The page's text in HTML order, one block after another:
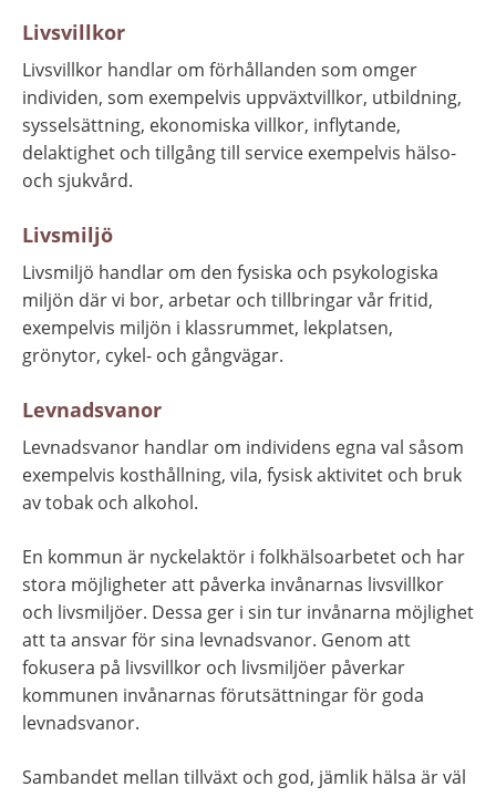
Livsvillkor
Livsvillkor handlar om förhållanden som omger
individen, som exempelvis uppväxtvillkor, utbildning,
sysselsättning, ekonomiska villkor, inflytande,
delaktighet och tillgång till service exempelvis hälso-
och sjukvård.
Livsmiljö
Livsmiljö handlar om den fysiska och psykologiska
miljön där vi bor, arbetar och tillbringar vår fritid,
exempelvis miljön i klassrummet, lekplatsen,
grönytor, cykel- och gångvägar.
Levnadsvanor
Levnadsvanor handlar om individens egna val såsom
exempelvis kosthållning, vila, fysisk aktivitet och bruk
av tobak och alkohol.
En kommun är nyckelaktör i folkhälsoarbetet och har
stora möjligheter att påverka invånarnas livsvillkor
och livsmiljöer. Dessa ger i sin tur invånarna möjlighet
att ta ansvar för sina levnadsvanor. Genom att
fokusera på livsvillkor och livsmiljöer påverkar
kommunen invånarnas förutsättningar för goda
levnadsvanor.
Sambandet mellan tillväxt och god, jämlik hälsa är väl